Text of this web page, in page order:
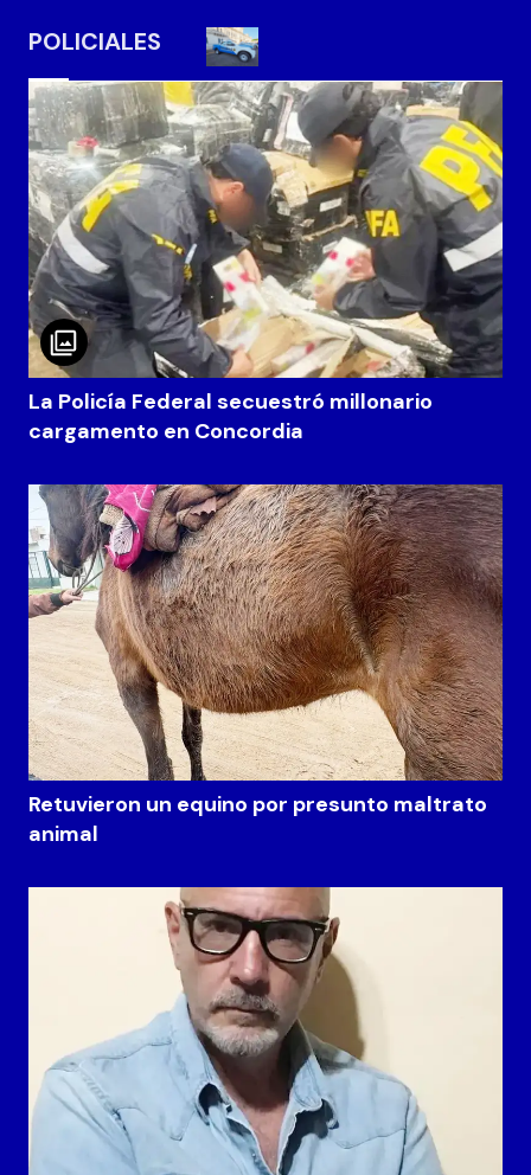
POLICIALES
La Policía Federal secuestró millonario
cargamento en Concordia
Retuvieron un equino por presunto maltrato
animal